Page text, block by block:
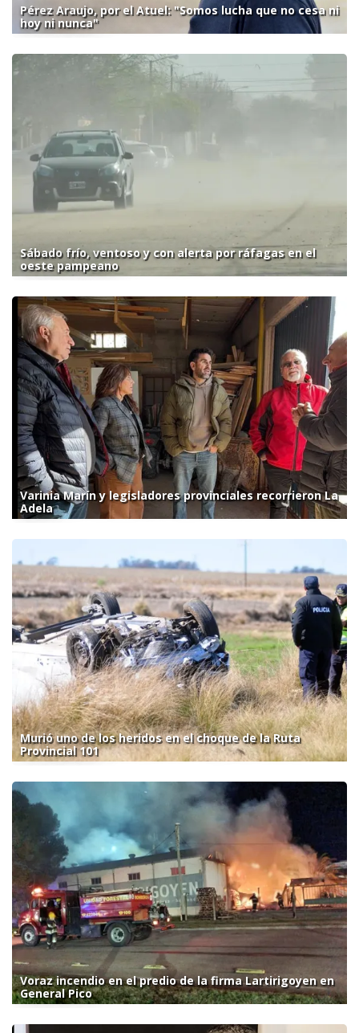
Pérez Araujo, por el Atuel: "Somos lucha que no cesa ni
hoy ni nunca"
Sábado frío, ventoso y con alerta por ráfagas en el
oeste pampeano
Varinia Marín y legisladores provinciales recorrieron La
Adela
Murió uno de los heridos en el choque de la Ruta
Provincial 101
Voraz incendio en el predio de la firma Lartirigoyen en
General Pico